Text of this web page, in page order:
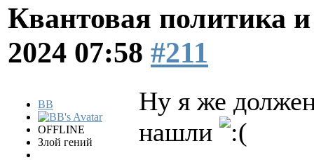
Квантовая политика
2024 07:58 #211
BB
OFFLINE
Злой гений
Ну я же
нашли